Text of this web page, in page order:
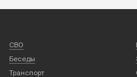
СВО
Беседы
Транспорт